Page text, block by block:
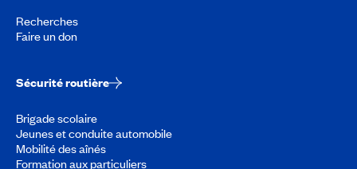
Recherches
Faire un don
Sécurité routière
Brigade scolaire
Jeunes et conduite automobile
Mobilité des aînés
Formation aux particuliers